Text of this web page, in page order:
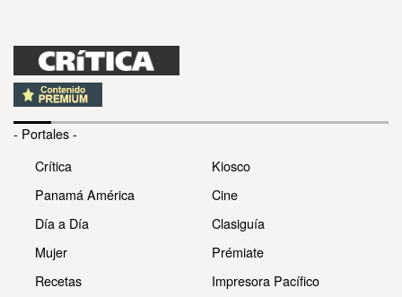
- Portales -
Crítica
Panamá América
Día a Día
Mujer
Recetas
Kiosco
Cine
Clasiguía
Prémiate
Impresora Pacífico